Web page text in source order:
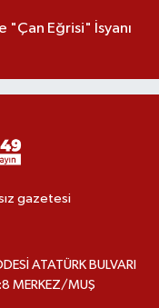
Eğrisi" İsyanı
gazetesi
ATATÜRK BULVARI
MERKEZ/MUŞ